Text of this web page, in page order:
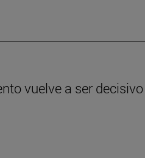
vuelve a ser decisivo